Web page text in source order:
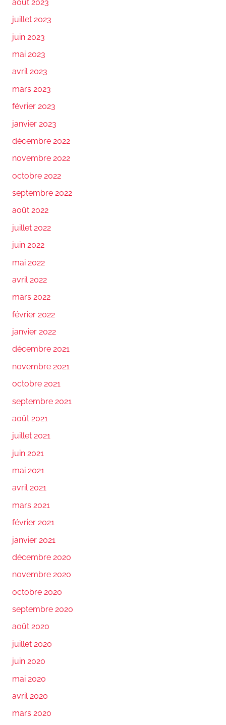
août 2023
juillet 2023
juin 2023
mai 2023
avril 2023
mars 2023
février 2023
janvier 2023
décembre 2022
novembre 2022
octobre 2022
septembre 2022
août 2022
juillet 2022
juin 2022
mai 2022
avril 2022
mars 2022
février 2022
janvier 2022
décembre 2021
novembre 2021
octobre 2021
septembre 2021
août 2021
juillet 2021
juin 2021
mai 2021
avril 2021
mars 2021
février 2021
janvier 2021
décembre 2020
novembre 2020
octobre 2020
septembre 2020
août 2020
juillet 2020
juin 2020
mai 2020
avril 2020
mars 2020